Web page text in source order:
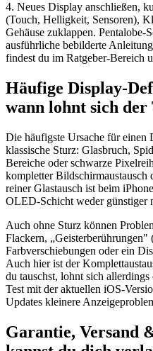
4. Neues Display anschließen,
(Touch, Helligkeit, Sensoren),
Gehäuse zuklappen. Pentalobe-
ausführliche bebilderte
findest du im Ratgeber-Bereich
Häufige Display-
wann lohnt sich der
Die häufigste Ursache für einen
klassische Sturz: Glasbruch,
Bereiche oder schwarze
kompletter Bildschirmaustausch
reiner Glastausch ist beim
OLED-Schicht weder günstiger
Auch ohne Sturz können
Flackern,
Farbverschiebungen oder ein
Auch hier ist der
du tauschst, lohnt sich
Test mit der aktuellen iOS-
Updates kleinere
Garantie, Versand